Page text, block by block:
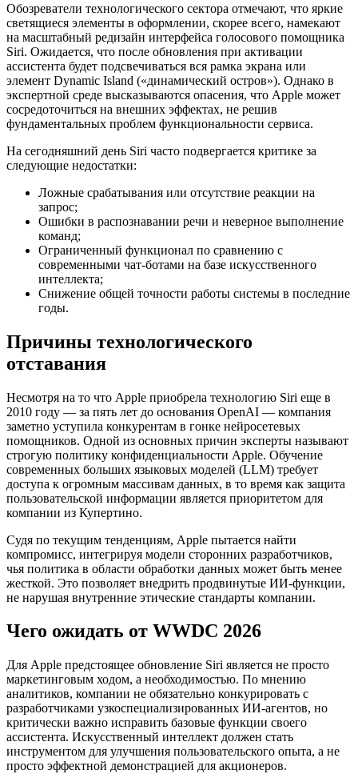
Обозреватели технологического сектора отмечают, что яркие
светящиеся элементы в оформлении, скорее всего, намекают
на масштабный редизайн интерфейса голосового помощника
Siri. Ожидается, что после обновления при активации
ассистента будет подсвечиваться вся рамка экрана или
элемент Dynamic Island («динамический остров»). Однако в
экспертной среде высказываются опасения, что Apple может
сосредоточиться на внешних эффектах, не решив
фундаментальных проблем функциональности сервиса.
На сегодняшний день Siri часто подвергается критике за
следующие недостатки:
Ложные срабатывания или отсутствие реакции на
запрос;
Ошибки в распознавании речи и неверное выполнение
команд;
Ограниченный функционал по сравнению с
современными чат-ботами на базе искусственного
интеллекта;
Снижение общей точности работы системы в последние
годы.
Причины технологического
отставания
Несмотря на то что Apple приобрела технологию Siri еще в
2010 году — за пять лет до основания OpenAI — компания
заметно уступила конкурентам в гонке нейросетевых
помощников. Одной из основных причин эксперты называют
строгую политику конфиденциальности Apple. Обучение
современных больших языковых моделей (LLM) требует
доступа к огромным массивам данных, в то время как защита
пользовательской информации является приоритетом для
компании из Купертино.
Судя по текущим тенденциям, Apple пытается найти
компромисс, интегрируя модели сторонних разработчиков,
чья политика в области обработки данных может быть менее
жесткой. Это позволяет внедрить продвинутые ИИ-функции,
не нарушая внутренние этические стандарты компании.
Чего ожидать от WWDC 2026
Для Apple предстоящее обновление Siri является не просто
маркетинговым ходом, а необходимостью. По мнению
аналитиков, компании не обязательно конкурировать с
разработчиками узкоспециализированных ИИ-агентов, но
критически важно исправить базовые функции своего
ассистента. Искусственный интеллект должен стать
инструментом для улучшения пользовательского опыта, а не
просто эффектной демонстрацией для акционеров.